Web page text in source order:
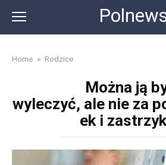
content
Home » Rodzice
Można ją
wyleczyć, ale nie za
ek i